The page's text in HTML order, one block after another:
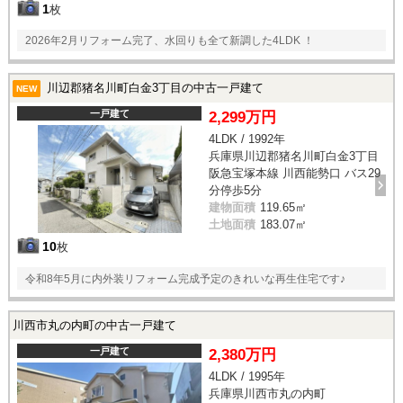
1枚
2026年2月リフォーム完了、水回りも全て新調した4LDK ！
NEW 川辺郡猪名川町白金3丁目の中古一戸建て
一戸建て
10枚
2,299万円
4LDK / 1992年
兵庫県川辺郡猪名川町白金3丁目
阪急宝塚本線 川西能勢口 バス29
分停歩5分
建物面積 119.65㎡
土地面積 183.07㎡
令和8年5月に内外装リフォーム完成予定のきれいな再生住宅です♪
川西市丸の内町の中古一戸建て
一戸建て 2,380万円
4LDK / 1995年
兵庫県川西市丸の内町